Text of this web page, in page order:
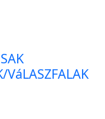
VáLASZFALAK